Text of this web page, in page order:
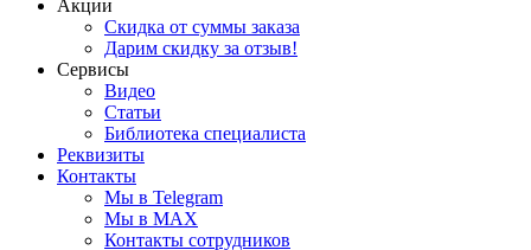
Акции
Скидка от суммы заказа
Дарим скидку за отзыв!
Сервисы
Видео
Статьи
Библиотека специалиста
Реквизиты
Контакты
Мы в Telegram
Мы в MAX
Контакты сотрудников